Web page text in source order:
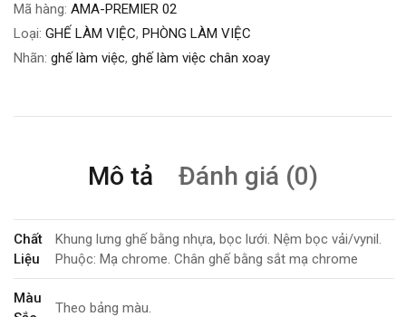
Mã hàng: AMA-PREMIER 02
Loại: GHẾ LÀM VIỆC, PHÒNG LÀM VIỆC
Nhãn: ghế làm việc, ghế làm việc chân xoay
Mô tả Đánh giá (0)
Chất
Liệu
Khung lưng ghế bằng nhựa, bọc lưới. Nệm bọc vải/vynil.
Phuộc: Mạ chrome. Chân ghế bằng sắt mạ chrome
Màu
Theo bảng màu.